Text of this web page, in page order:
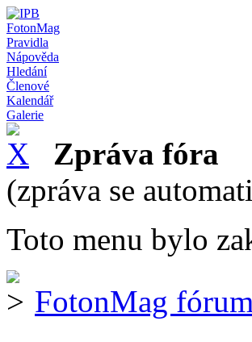
FotonMag
Pravidla
Nápověda
Hledání
Členové
Kalendář
Galerie
Zpráva fóra
(zpráva se
Toto menu bylo
FotonMag fórum